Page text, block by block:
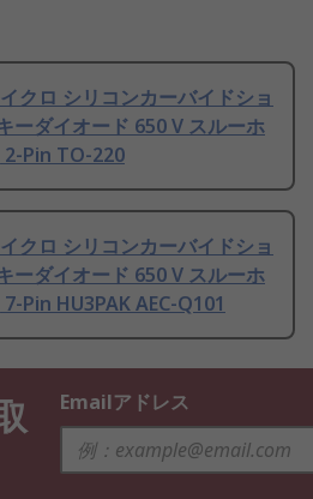
クロ シリコンカーバイドショ
ーダイオード 650 V スルーホ
2-Pin TO-220
クロ シリコンカーバイドショ
ーダイオード 650 V スルーホ
Pin HU3PAK AEC-Q101
Emailアドレス